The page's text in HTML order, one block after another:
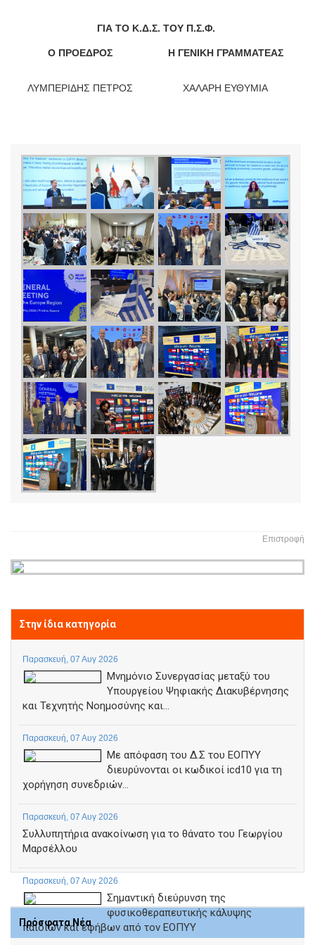
ΓΙΑ ΤΟ Κ.Δ.Σ. ΤΟΥ Π.Σ.Φ.
Ο ΠΡΟΕΔΡΟΣ Η ΓΕΝΙΚΗ ΓΡΑΜΜΑΤΕΑΣ
ΛΥΜΠΕΡΙΔΗΣ ΠΕΤΡΟΣ ΧΑΛΑΡΗ ΕΥΘΥΜΙΑ
Επιστροφή
Στην ίδια κατηγορία
Παρασκευή, 07 Αυγ 2026
Μνημόνιο Συνεργασίας μεταξύ του
Υπουργείου Ψηφιακής Διακυβέρνησης
και Τεχνητής Νοημοσύνης και...
Παρασκευή, 07 Αυγ 2026
Με απόφαση του Δ.Σ του ΕΟΠΥΥ
διευρύνονται οι κωδικοί icd10 για τη
χορήγηση συνεδριών...
Παρασκευή, 07 Αυγ 2026
Συλλυπητήρια ανακοίνωση για το θάνατο του Γεωργίου
Μαρσέλλου
Παρασκευή, 07 Αυγ 2026
Σημαντική διεύρυνση της
φυσικοθεραπευτικής κάλυψης
παιδιών και εφήβων από τον ΕΟΠΥΥ
Πρόσφατα Νέα